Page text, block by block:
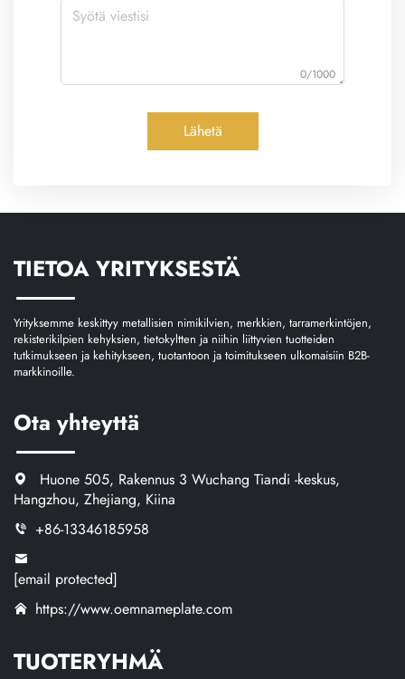
0/1000
Lähetä
TIETOA YRITYKSESTÄ
Yrityksemme keskittyy metallisien nimikilvien, merkkien, tarramerkintöjen,
rekisterikilpien kehyksien, tietokyltten ja niihin liittyvien tuotteiden
tutkimukseen ja kehitykseen, tuotantoon ja toimitukseen ulkomaisiin B2B-
markkinoille.
Ota yhteyttä
Huone 505, Rakennus 3 Wuchang Tiandi -keskus,
Hangzhou, Zhejiang, Kiina
+86-13346185958
[email protected]
https://www.oemnameplate.com
TUOTERYHMÄ